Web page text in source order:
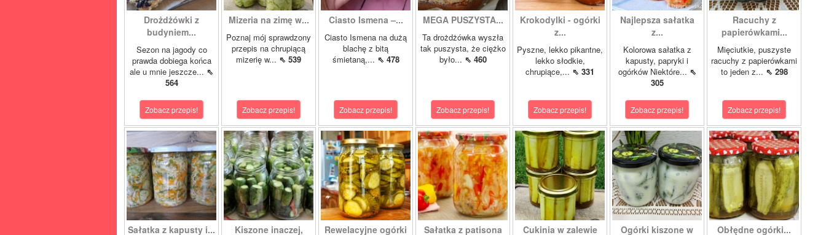
Drożdżówki z
budyniem...
Sezon na jagody co
prawda dobiega końca
ale u mnie jeszcze... ⇖
564
Zobacz przepis!
Mizeria na zimę w...
Poznaj mój sprawdzony
przepis na chrupiącą
mizerię w... ⇖ 539
Zobacz przepis!
Ciasto Ismena –...
Ciasto Ismena na dużą
blachę z bitą
śmietaną,... ⇖ 478
Zobacz przepis!
MEGA PUSZYSTA...
Ta drożdżówka wyszła
tak puszysta, że ciężko
było... ⇖ 460
Zobacz przepis!
Krokodylki - ogórki
z...
Pyszne, lekko pikantne,
lekko słodkie,
chrupiące,... ⇖ 331
Zobacz przepis!
Najlepsza sałatka
z...
Kolorowa sałatka z
kapusty, papryki i
ogórków Niektóre... ⇖
305
Zobacz przepis!
Racuchy z
papierówkami...
Mięciutkie, puszyste
racuchy z papierówkami
to jeden z... ⇖ 298
Zobacz przepis!
Sałatka z kapusty i... Kiszone inaczej, Rewelacyjne ogórki Sałatka z patisona Cukinia w zalewie Ogórki kiszone w Obłędne ogórki...